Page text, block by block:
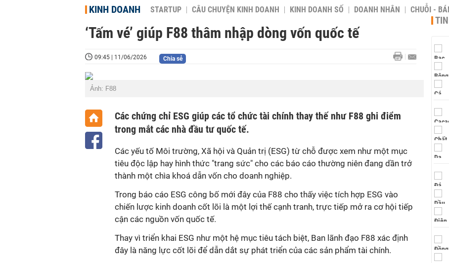
KINH DOANH STARTUP CÂU CHUYỆN KINH DOANH KINH DOANH SỐ DOANH NHÂN CHUỖI -
‘Tấm vé’ giúp F88 thâm nhập dòng vốn quốc tế
09:45 | 11/06/2026 Chia sẻ
Ảnh: F88
Các chứng chỉ ESG giúp các tổ chức tài chính thay thế như F88 ghi điểm
trong mắt các nhà đầu tư quốc tế.
Các yếu tố Môi trường, Xã hội và Quản trị (ESG) từ chỗ được xem như một mục
tiêu độc lập hay hình thức "trang sức" cho các báo cáo thường niên đang dần trở
thành một chìa khoá dẫn vốn cho doanh nghiệp.
Trong báo cáo ESG công bố mới đây của F88 cho thấy việc tích hợp ESG vào
chiến lược kinh doanh cốt lõi là một lợi thế cạnh tranh, trực tiếp mở ra cơ hội tiếp
cận các nguồn vốn quốc tế.
Thay vì triển khai ESG như một hệ mục tiêu tách biệt, Ban lãnh đạo F88 xác định
đây là năng lực cốt lõi để dẫn dắt sự phát triển của các sản phẩm tài chính.